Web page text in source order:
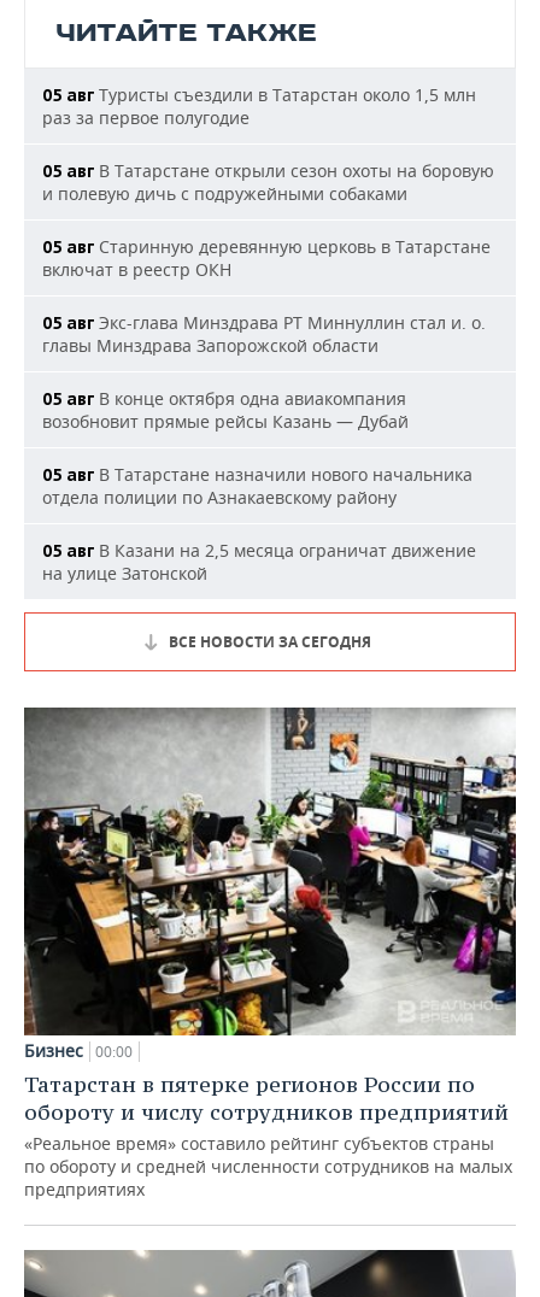
ЧИТАЙТЕ ТАКЖЕ
05 авг Туристы съездили в Татарстан около 1,5 млн
раз за первое полугодие
05 авг В Татарстане открыли сезон охоты на боровую
и полевую дичь с подружейными собаками
05 авг Старинную деревянную церковь в Татарстане
включат в реестр ОКН
05 авг Экс-глава Минздрава РТ Миннуллин стал и. о.
главы Минздрава Запорожской области
05 авг В конце октября одна авиакомпания
возобновит прямые рейсы Казань — Дубай
05 авг В Татарстане назначили нового начальника
отдела полиции по Азнакаевскому району
05 авг В Казани на 2,5 месяца ограничат движение
на улице Затонской
ВСЕ НОВОСТИ ЗА СЕГОДНЯ
Бизнес 00:00
Татарстан в пятерке регионов России по
обороту и числу сотрудников предприятий
«Реальное время» составило рейтинг субъектов страны
по обороту и средней численности сотрудников на малых
предприятиях